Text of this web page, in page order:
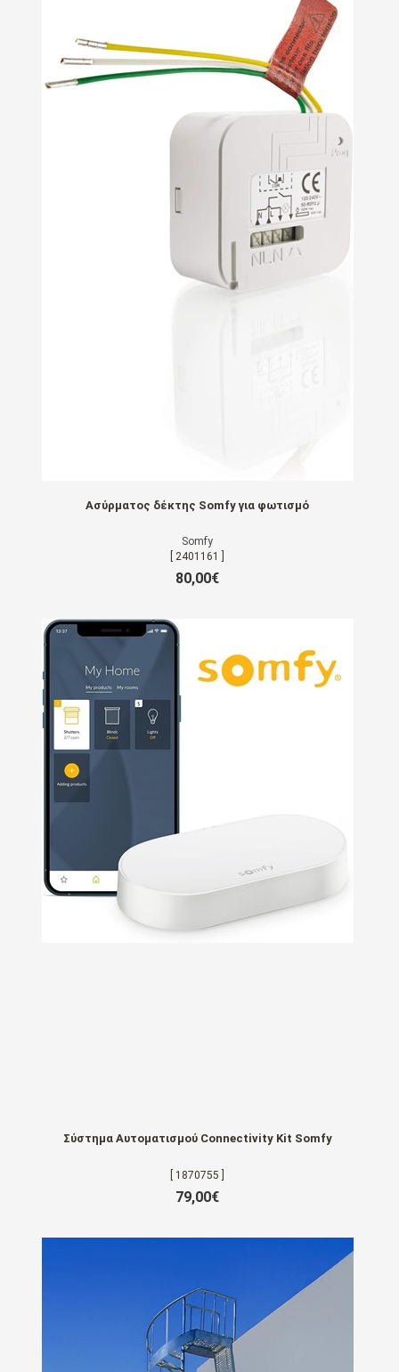
Ασύρματος δέκτης Somfy για φωτισμό
Somfy
[ 2401161 ]
80,00€
Σύστημα Αυτοματισμού Connectivity Kit Somfy
[ 1870755 ]
79,00€